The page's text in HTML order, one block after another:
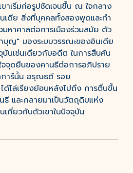
าเริ่มก่อรูปชัดเจนขึ้น ณ ใจกลาง
เดีย สิ่งที่บุคคลทั้งสองพูดและทำ
หาศาลต่อการเมืองร่วมสมัย ตัว
ญ" มองระบบวรรณะของอินเดีย
นเช่นเดียวกับอดีต ในการสืบค้น
จจุดยืนของคานธีต่อการอภิปราย
การ์นั้น อรุณธตี รอย
ด้ไล่เรียงย้อนหลังไปถึง การตื่นขึ้น
ธี และกลายมาเป็นวัตถุดิบแห่ง
เกี่ยวกับตัวเขาในปัจจุบัน